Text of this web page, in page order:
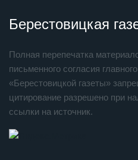
Берестовицкая
Полная перепечатка
письменного согласия
«Берестовицкой газеты»
цитирование разрешено при
ссылки на источник.